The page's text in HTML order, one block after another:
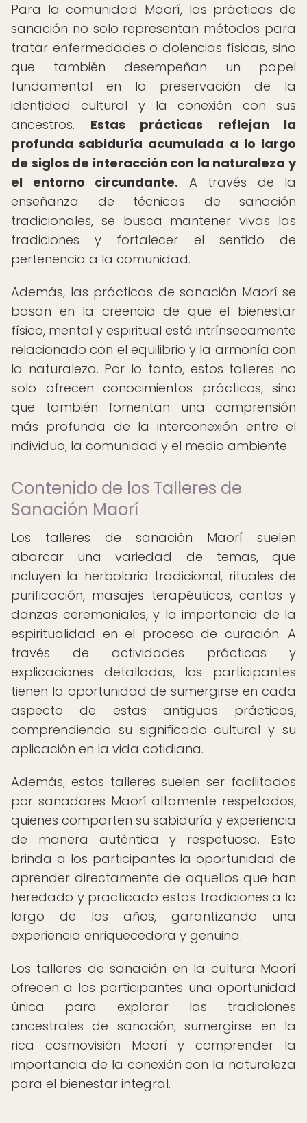
Para la comunidad Maorí, las prácticas de
sanación no solo representan métodos para
tratar enfermedades o dolencias físicas, sino
que también desempeñan un papel
fundamental en la preservación de la
identidad cultural y la conexión con sus
ancestros. Estas prácticas reflejan la
profunda sabiduría acumulada a lo largo
de siglos de interacción con la naturaleza y
el entorno circundante. A través de la
enseñanza de técnicas de sanación
tradicionales, se busca mantener vivas las
tradiciones y fortalecer el sentido de
pertenencia a la comunidad.
Además, las prácticas de sanación Maorí se
basan en la creencia de que el bienestar
físico, mental y espiritual está intrínsecamente
relacionado con el equilibrio y la armonía con
la naturaleza. Por lo tanto, estos talleres no
solo ofrecen conocimientos prácticos, sino
que también fomentan una comprensión
más profunda de la interconexión entre el
individuo, la comunidad y el medio ambiente.
Contenido de los Talleres de
Sanación Maorí
Los talleres de sanación Maorí suelen
abarcar una variedad de temas, que
incluyen la herbolaria tradicional, rituales de
purificación, masajes terapéuticos, cantos y
danzas ceremoniales, y la importancia de la
espiritualidad en el proceso de curación. A
través de actividades prácticas y
explicaciones detalladas, los participantes
tienen la oportunidad de sumergirse en cada
aspecto de estas antiguas prácticas,
comprendiendo su significado cultural y su
aplicación en la vida cotidiana.
Además, estos talleres suelen ser facilitados
por sanadores Maorí altamente respetados,
quienes comparten su sabiduría y experiencia
de manera auténtica y respetuosa. Esto
brinda a los participantes la oportunidad de
aprender directamente de aquellos que han
heredado y practicado estas tradiciones a lo
largo de los años, garantizando una
experiencia enriquecedora y genuina.
Los talleres de sanación en la cultura Maorí
ofrecen a los participantes una oportunidad
única para explorar las tradiciones
ancestrales de sanación, sumergirse en la
rica cosmovisión Maorí y comprender la
importancia de la conexión con la naturaleza
para el bienestar integral.